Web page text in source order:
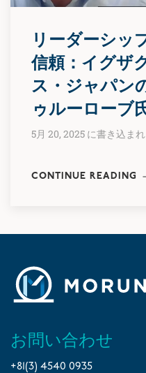
リーダーシッ
信頼：イグザ
ス・ジャパン
ゥルーローブ
5月 20, 2025 に書き込まれ
CONTINUE READING
お問い合わせ
+81(3) 4540 0935